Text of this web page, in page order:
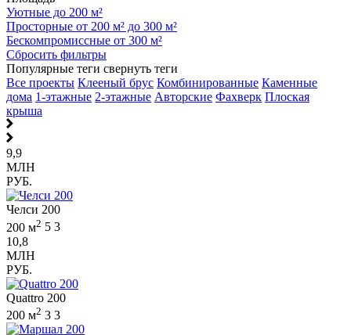
Уютные до 200 м²
Просторные от 200 м² до 300 м²
Бескомпромиссные от 300 м²
Сбросить фильтры
Популярные теги свернуть теги
Все проекты Клееный брус Комбинированные Каменные
дома 1-этажные 2-этажные Авторские Фахверк Плоская
крыша
9,9
МЛН
РУБ.
Челси 200
200 м2 5 3
10,8
МЛН
РУБ.
Quattro 200
200 м2 3 3